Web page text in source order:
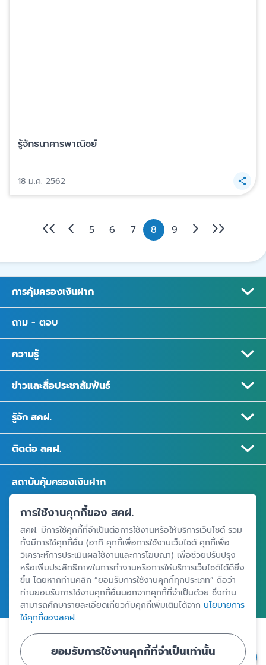
รู้จักธนาคารพาณิชย์
18 ม.ค. 2562
5 6 7 8 9
การคุ้มครองเงินฝาก
ถาม - ตอบ
ความรู้
ข่าวและสื่อประชาสัมพันธ์
รู้จัก สคฝ.
ติดต่อ สคฝ.
สถาบันคุ้มครองเงินฝาก
อาคารเอสเจ อินฟินิท วัน บิสซิเนสคอมเพล็กซ์ ชั้น 25 - 27 เลขที่ 349
ถนนวิภาวดีรังสิต แขวงจอมพล เขตจตุจักร กรุงเทพฯ 10900
ศูนย์ข้อมูลคุ้มครองเงินฝาก
ข้อตกลงและเงื่อนไขการใช้งานเว็บไซต์ | นโยบายคุ้มครองข้อมูลส่วนบุคคล |
นโยบายการใช้คุกกี้
การใช้งานคุกกี้ของ สคฝ.
สคฝ. มีการใช้คุกกี้ที่จำเป็นต่อการใช้งานหรือให้บริการเว็บไซต์ รวม
ทั้งมีการใช้คุกกี้อื่น (อาทิ คุกกี้เพื่อการใช้งานเว็บไซต์ คุกกี้เพื่อ
วิเคราะห์การประเมินผลใช้งานและการโฆษณา) เพื่อช่วยปรับปรุง
หรือเพิ่มประสิทธิภาพในการทำงานหรือการให้บริการเว็บไซต์ได้ดียิ่ง
ขึ้น โดยหากท่านคลิก “ยอมรับการใช้งานคุกกี้ทุกประเภท” ถือว่า
ท่านยอมรับการใช้งานคุกกี้อื่นนอกจากคุกกี้ที่จำเป็นด้วย ซึ่งท่าน
สามารถศึกษารายละเอียดเกี่ยวกับคุกกี้เพิ่มเติมได้จาก นโยบายการ
ใช้คุกกี้ของสคฝ.
ยอมรับการใช้งานคุกกี้ที่จำเป็นเท่านั้น